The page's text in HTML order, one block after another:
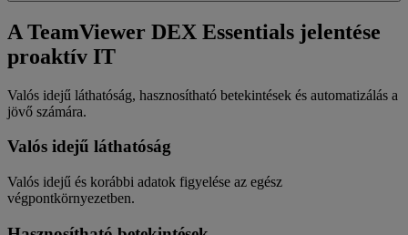
A TeamViewer DEX Essentials jelentése
proaktív IT
Valós idejű láthatóság, hasznosítható betekintések és automatizálás a
jövő számára.
Valós idejű láthatóság
Valós idejű és korábbi adatok figyelése az egész
végpontkörnyezetben.